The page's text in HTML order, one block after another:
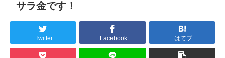
サラ金です！
Twitter Facebook はてブ